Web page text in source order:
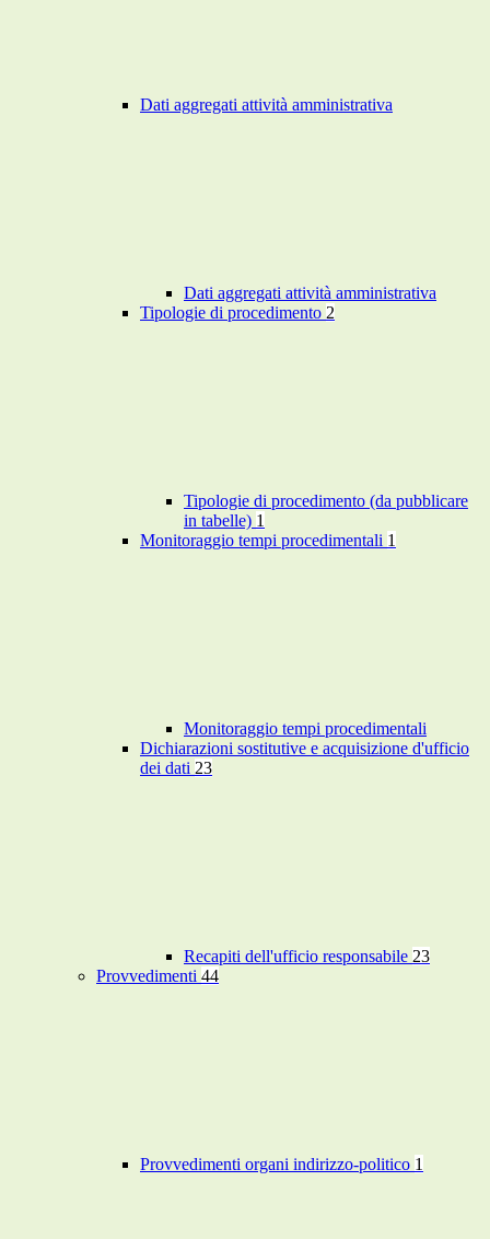
Dati aggregati attività amministrativa
Dati aggregati attività amministrativa
Tipologie di procedimento 2
Tipologie di procedimento (da pubblicare
in tabelle) 1
Monitoraggio tempi procedimentali 1
Monitoraggio tempi procedimentali
Dichiarazioni sostitutive e acquisizione d'ufficio
dei dati 23
Recapiti dell'ufficio responsabile 23
Provvedimenti 44
Provvedimenti organi indirizzo-politico 1